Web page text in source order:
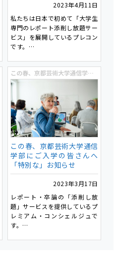
2023年4月11日
私たちは日本で初めて「大学生
専門のレポート添削し放題サー
ビス」を展開しているプレコン
です。
今回は、私たちがどのように添
削を行い、お客さまがどのよう
にそれを活用頂けるのか、とい
うことを簡単にお伝えしたいと
思います。
そしてその中で、「なぜChat
GPTが使われだした今、レポー
ト添削サービスなのか？」とい
うこともお伝えしたいと思いま
す。
この春、京都芸術大学通信学部にご入学の皆さんへ「特別な」お知らせ
この春、京都芸術大学通信
学部にご入学の皆さんへ
「特別な」お知らせ
2023年3月17日
レポート・卒論の「添削し放
題」サービスを提供しているプ
レミアム・コンシェルジュで
す。